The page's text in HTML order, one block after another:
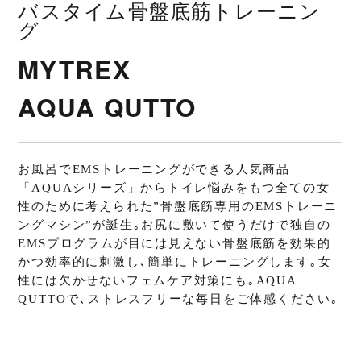
バスタイム骨盤底筋トレーニン
グ
MYTREX
AQUA QUTTO
お風呂でEMSトレーニングができる人気商品
「AQUAシリーズ」からトイレ悩みをもつ全ての女
性のために考えられた”骨盤底筋専用のEMSトレーニ
ングマシン”が誕生｡お尻に敷いて使うだけで独自の
EMSプログラムが目には見えない骨盤底筋を効果的
かつ効率的に刺激し､簡単にトレーニングします｡女
性には欠かせないフェムケア対策にも｡AQUA
QUTTOで､ストレスフリーな毎日をご体感ください｡
推奨使用水温
最大荷重 100Kgまで
セット内容
・本体 ×1 ・専用ACアダプター ×1
・取扱説明書（保証書） ×1
発売日 2024年8月8日
※実際の時間は、使用環境や使用状況により異なります。
※製品のデザイン及び仕様等は、予告なく変更になる場合がございます。ご了承下
さい。
※ご使用の前に、必ず製品付属の取扱説明書の「安全上のご注意」をよくお読みの